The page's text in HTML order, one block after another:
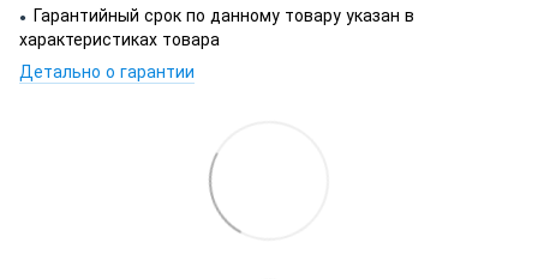
● Гарантийный срок по данному товару указан в
характеристиках товара
Детально о гарантии